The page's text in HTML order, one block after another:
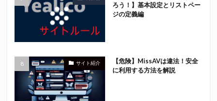
ろう！】基本設定とリストペー
ジの定義編
サイト紹介
【危険】MissAVは違法！安全
に利用する方法を解説